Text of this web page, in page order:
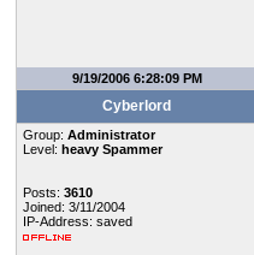
9/19/2006 6:28:09 PM
Cyberlord
Group: Administrator
Level: heavy Spammer
Posts: 3610
Joined: 3/11/2004
IP-Address: saved